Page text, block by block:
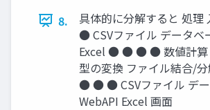
8.
具体的に分解すると 処
● CSVファイル データベ
Excel ● ● ● ● 数値計算
型の変換 ファイル結合/
● ● ● CSVファイル デー
WebAPI Excel 画面